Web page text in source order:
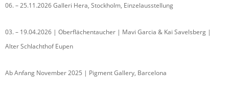
06. – 25.11.2026 Galleri Hera, Stockholm, Einzelausstellung
03. – 19.04.2026 | Oberflächentaucher | Mavi Garcia & Kai Savelsberg |
Alter Schlachthof Eupen
Ab Anfang November 2025 | Pigment Gallery, Barcelona